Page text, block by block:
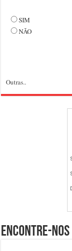
SIM
NÃO
Outras..
Encontre-nos